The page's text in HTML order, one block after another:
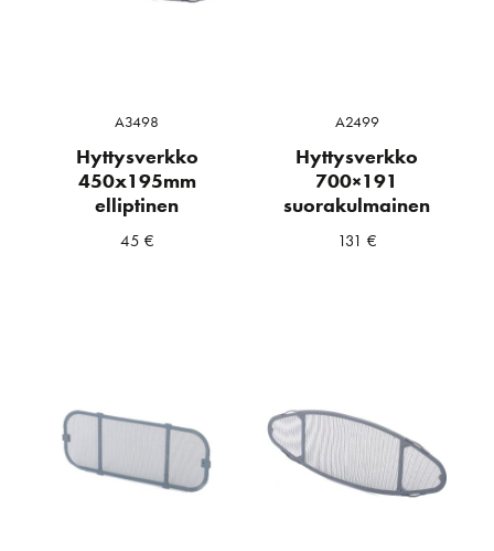
A3498
Hyttysverkko
450x195mm
elliptinen
45 €
A2499
Hyttysverkko
700×191
suorakulmainen
131 €